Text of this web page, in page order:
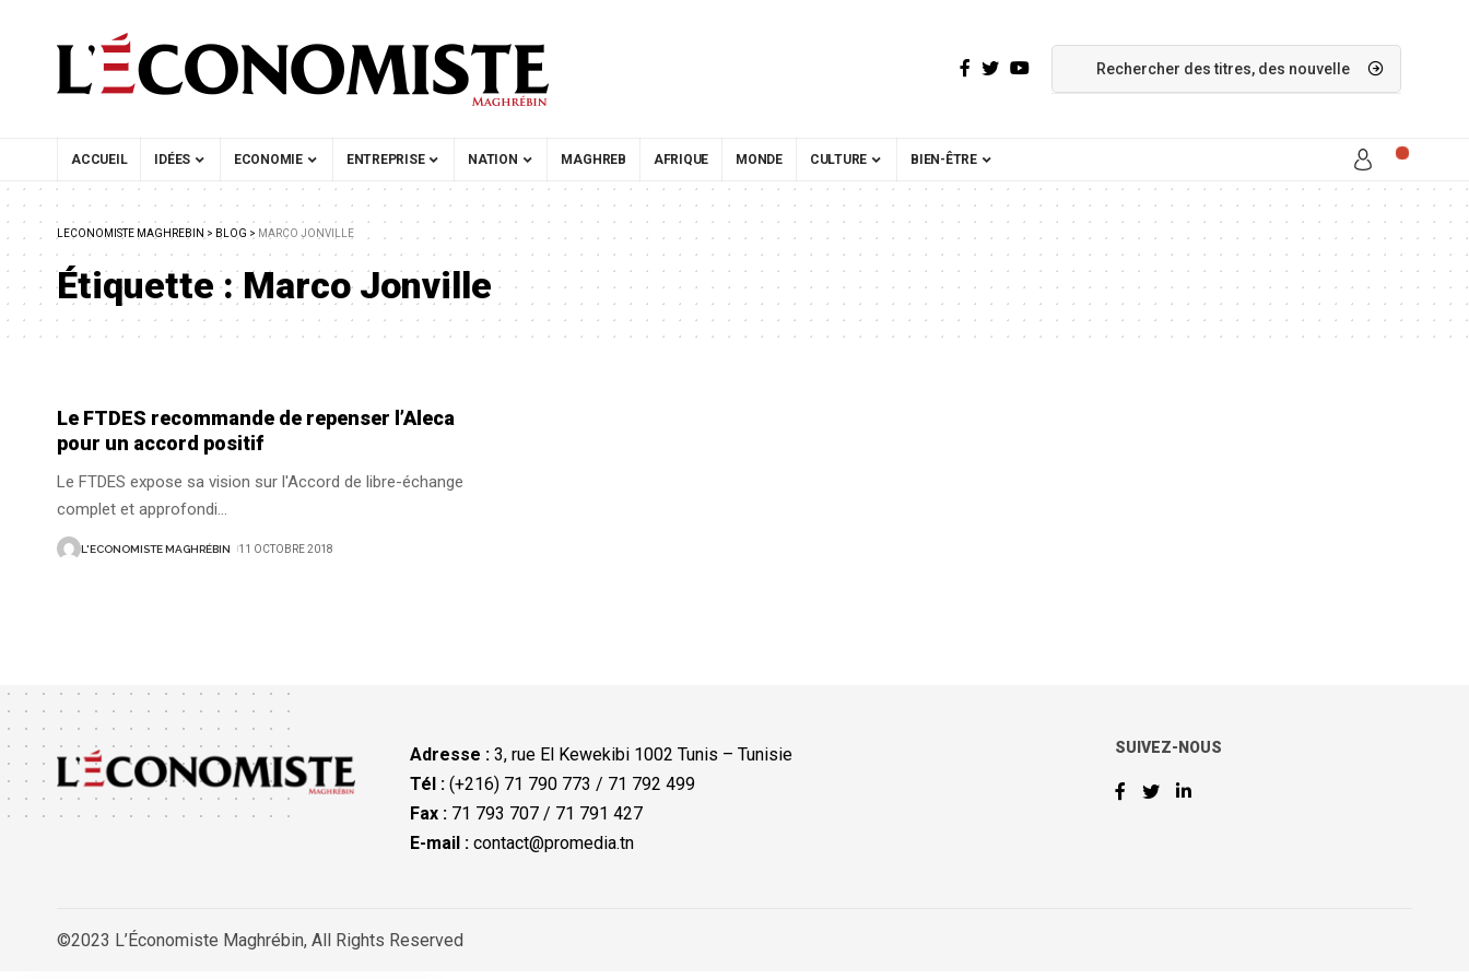
ACCUEIL IDÉES ECONOMIE ENTREPRISE NATION MAGHREB AFRIQUE MONDE CULTURE BIEN-ÊTRE
LECONOMISTE MAGHREBIN > BLOG > MARCO JONVILLE
Étiquette :Marco Jonville
Le FTDES recommande de repenser l’Aleca
pour un accord positif
Le FTDES expose sa vision sur l'Accord de libre-échange
complet et approfondi…
L'ECONOMISTE MAGHRÉBIN 11 OCTOBRE 2018
Adresse : 3, rue El Kewekibi 1002 Tunis – Tunisie
Tél :(+216) 71 790 773 / 71 792 499
Fax :71 793 707 / 71 791 427
E-mail : contact@promedia.tn
SUIVEZ-NOUS
©2023 L’Économiste Maghrébin, All Rights Reserved